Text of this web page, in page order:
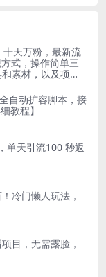
天万粉，最新流
式，操作简单三
素材，以及项目
自动扩容脚本，接
教程】
单天引流100 秒返
冷门懒人玩法，
目，无需露脸，